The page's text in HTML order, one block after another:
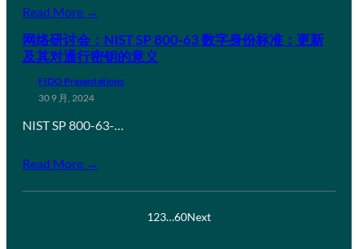
Read More →
网络研讨会：NIST SP 800-63 数字身份标准：更新
及其对通行密钥的意义
FIDO Presentations
30 9 月, 2024
NIST SP 800-63-…
Read More →
123…60Next